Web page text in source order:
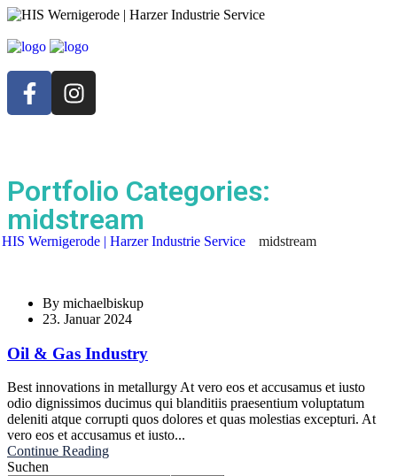
Portfolio Categories:
midstream
HIS Wernigerode | Harzer Industrie Service midstream
By michaelbiskup
23. Januar 2024
Oil & Gas Industry
Best innovations in metallurgy At vero eos et accusamus et iusto
odio dignissimos ducimus qui blanditiis praesentium voluptatum
deleniti atque corrupti quos dolores et quas molestias excepturi. At
vero eos et accusamus et iusto...
Continue Reading
Suchen